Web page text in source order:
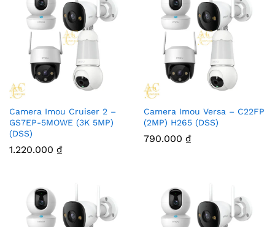
Camera Imou Cruiser 2 –
GS7EP-5MOWE (3K 5MP)
(DSS)
1.220.000 ₫
Camera Imou Versa – C22FP
(2MP) H265 (DSS)
790.000 ₫